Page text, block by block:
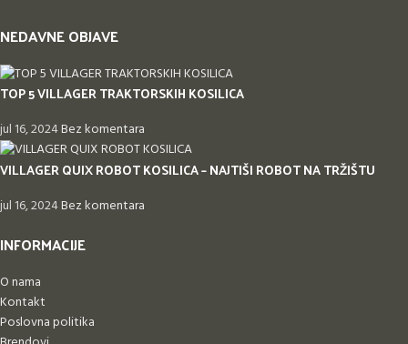
NEDAVNE OBJAVE
TOP 5 VILLAGER TRAKTORSKIH KOSILICA
jul 16, 2024Bez komentara
VILLAGER QUIX ROBOT KOSILICA – NAJTIŠI ROBOT NA TRŽIŠTU
jul 16, 2024Bez komentara
INFORMACIJE
O nama
Kontakt
Poslovna politika